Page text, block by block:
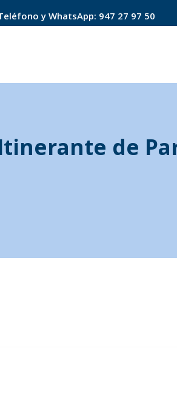
y WhatsApp: 947 27 97 50
de